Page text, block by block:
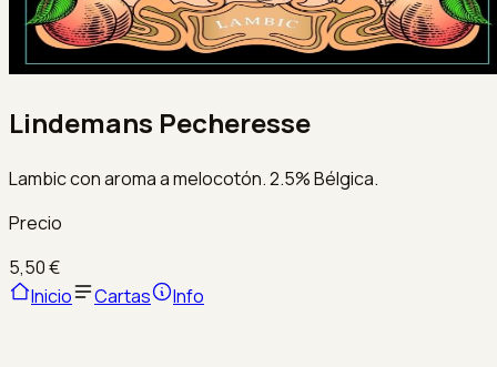
Lindemans Pecheresse
Lambic con aroma a melocotón. 2.5% Bélgica.
Precio
5,50 €
Inicio
Cartas Info